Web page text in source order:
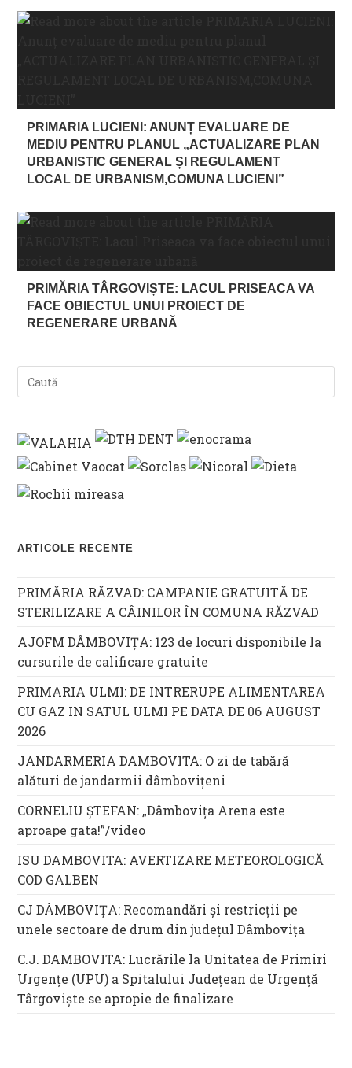
PRIMARIA LUCIENI: ANUNȚ EVALUARE DE
MEDIU PENTRU PLANUL „ACTUALIZARE PLAN
URBANISTIC GENERAL ȘI REGULAMENT
LOCAL DE URBANISM,COMUNA LUCIENI”
PRIMĂRIA TÂRGOVIȘTE: LACUL PRISEACA VA
FACE OBIECTUL UNUI PROIECT DE
REGENERARE URBANĂ
ARTICOLE RECENTE
PRIMĂRIA RĂZVAD: CAMPANIE GRATUITĂ DE
STERILIZARE A CÂINILOR ÎN COMUNA RĂZVAD
AJOFM DÂMBOVIȚA: 123 de locuri disponibile la
cursurile de calificare gratuite
PRIMARIA ULMI: DE INTRERUPE ALIMENTAREA
CU GAZ IN SATUL ULMI PE DATA DE 06 AUGUST
2026
JANDARMERIA DAMBOVITA: O zi de tabără
alături de jandarmii dâmbovițeni
CORNELIU ȘTEFAN: „Dâmbovița Arena este
aproape gata!”/video
ISU DAMBOVITA: AVERTIZARE METEOROLOGICĂ
COD GALBEN
CJ DÂMBOVIȚA: Recomandări și restricții pe
unele sectoare de drum din județul Dâmbovița
C.J. DAMBOVITA: Lucrările la Unitatea de Primiri
Urgențe (UPU) a Spitalului Județean de Urgență
Târgoviște se apropie de finalizare